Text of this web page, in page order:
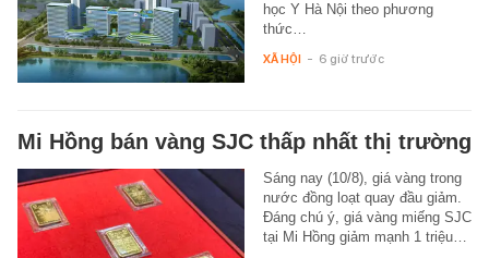
học Y Hà Nội theo phương
thức…
XÃ HỘI - 6 giờ trước
Mi Hồng bán vàng SJC thấp nhất thị trường
Sáng nay (10/8), giá vàng trong
nước đồng loạt quay đầu giảm.
Đáng chú ý, giá vàng miếng SJC
tại Mi Hồng giảm mạnh 1 triệu…